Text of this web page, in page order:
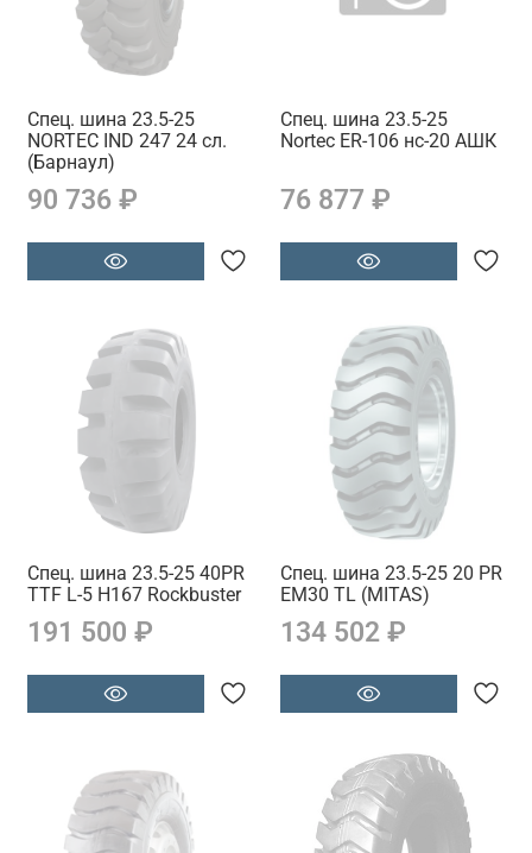
Спец. шина 23.5-25
NORTEC IND 247 24 сл.
(Барнаул)
90 736 ₽
Спец. шина 23.5-25
Nortec ER-106 нс-20 АШК
76 877 ₽
Спец. шина 23.5-25 40PR
TTF L-5 H167 Rockbuster
191 500 ₽
Спец. шина 23.5-25 20 PR
EM30 TL (MITAS)
134 502 ₽